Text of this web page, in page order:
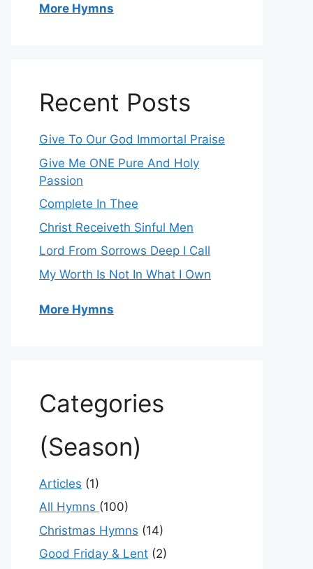
More Hymns
Recent Posts
Give To Our God Immortal Praise
Give Me ONE Pure And Holy
Passion
Complete In Thee
Christ Receiveth Sinful Men
Lord From Sorrows Deep I Call
My Worth Is Not In What I Own
More Hymns
Categories
(Season)
Articles (1)
All Hymns (100)
Christmas Hymns (14)
Good Friday & Lent (2)